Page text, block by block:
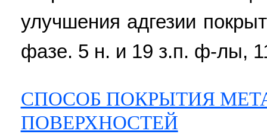
улучшения адгезии
фазе. 5 н. и 19 з.п. ф-лы,
СПОСОБ ПОКРЫТИЯ
ПОВЕРХНОСТЕЙ